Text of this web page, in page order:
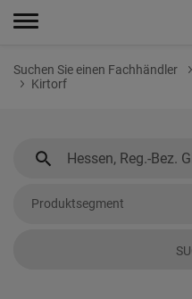
Suchen Sie einen Fachhändler
Kirtorf
Produktsegment